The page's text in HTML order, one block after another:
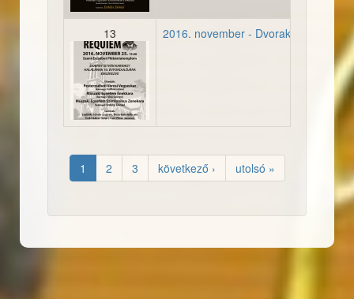
13
2016-11-25_plakat.jpg
2016. november - Dvorak Requiem
1 2 3 következő › utolsó »